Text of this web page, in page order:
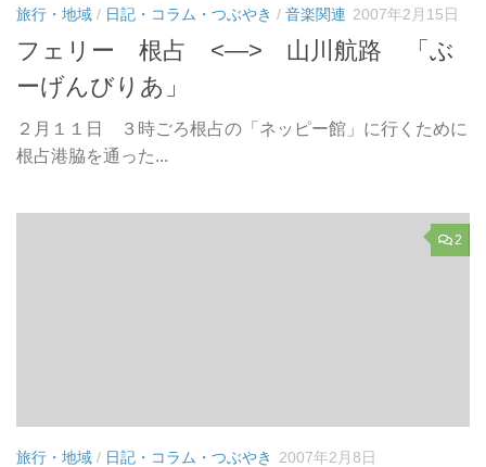
旅行・地域 / 日記・コラム・つぶやき / 音楽関連 2007年2月15日
フェリー 根占 <—> 山川航路 「ぶ
ーげんびりあ」
２月１１日 ３時ごろ根占の「ネッピー館」に行くために
根占港脇を通った...
2
旅行・地域 / 日記・コラム・つぶやき 2007年2月8日